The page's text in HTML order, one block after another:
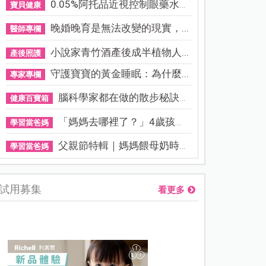
寶貝健康 0.05%阿托品近視控制眼藥水納...
醫師專欄 晚婚晚育是無法改變的現實，...
產後照護 小說家青竹酒產後成半植物人...
專家專欄 守護寶寶的黃金睡眠：為什麼...
健康百寶箱 腦科學家都在做的散步秘訣！...
學習當爸媽 「媽媽去哪裡了？」4歲孩子還...
學習當爸媽 父親節特輯｜媽媽餵母奶時，...
用募集 看更多